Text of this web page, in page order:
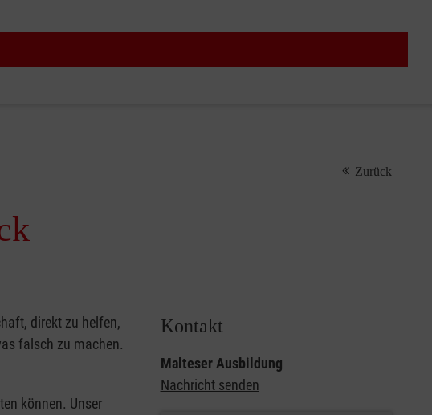
Zurück
direkt zu helfen,
falsch zu machen.
können. Unser
Kontakt
Malteser Ausbildung
Nachricht senden